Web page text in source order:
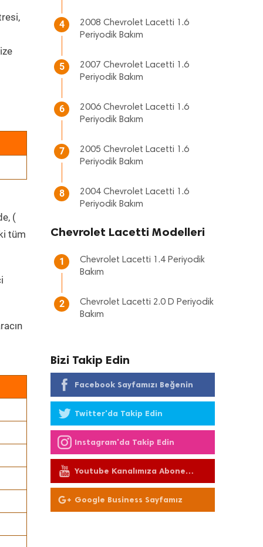
(
tüm
4
2008 Chevrolet Lacetti 1.6
Periyodik Bakım
5
2007 Chevrolet Lacetti 1.6
Periyodik Bakım
6
2006 Chevrolet Lacetti 1.6
Periyodik Bakım
7
2005 Chevrolet Lacetti 1.6
Periyodik Bakım
8
2004 Chevrolet Lacetti 1.6
Periyodik Bakım
Chevrolet Lacetti Modelleri
1
Chevrolet Lacetti 1.4 Periyodik
Bakım
2
Chevrolet Lacetti 2.0 D Periyodik
Bakım
Bizi Takip Edin
Facebook Sayfamızı Beğenin
Twitter'da Takip Edin
Instagram'da Takip Edin
Youtube Kanalımıza Abone
Olun
Google Business Sayfamız